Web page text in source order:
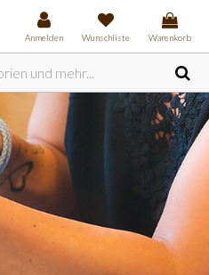
Anmelden Wunschliste Warenkorb